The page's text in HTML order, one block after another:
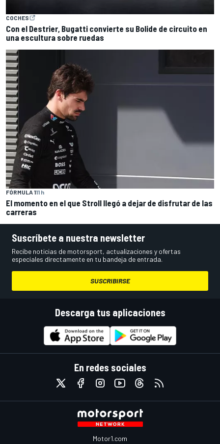
COCHES
Con el Destrier, Bugatti convierte su Bolide de circuito en
una escultura sobre ruedas
FÓRMULA 111 h
El momento en el que Stroll llegó a dejar de disfrutar de las
carreras
Suscríbete a nuestra newsletter
Recibe noticias de motorsport, actualizaciones y ofertas
especiales directamente en tu bandeja de entrada.
SUSCRIBIRSE
Descarga tus aplicaciones
En redes sociales
Motor1.com